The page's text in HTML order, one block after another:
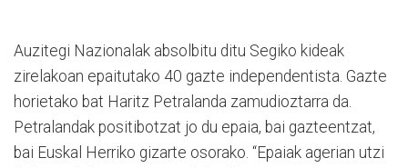
Auzitegi Nazionalak absolbitu ditu Segiko kideak
zirelakoan epaitutako 40 gazte independentista. Gazte
horietako bat Haritz Petralanda zamudioztarra da.
Petralandak positibotzat jo du epaia, bai gazteentzat,
bai Euskal Herriko gizarte osorako. “Epaiak agerian utzi